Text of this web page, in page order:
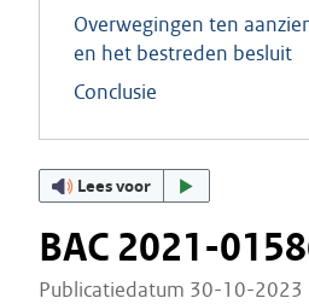
Overwegingen ten
en het bestreden besluit
Conclusie
Lees voor
BAC 2021-
Publicatiedatum 30-10-2023